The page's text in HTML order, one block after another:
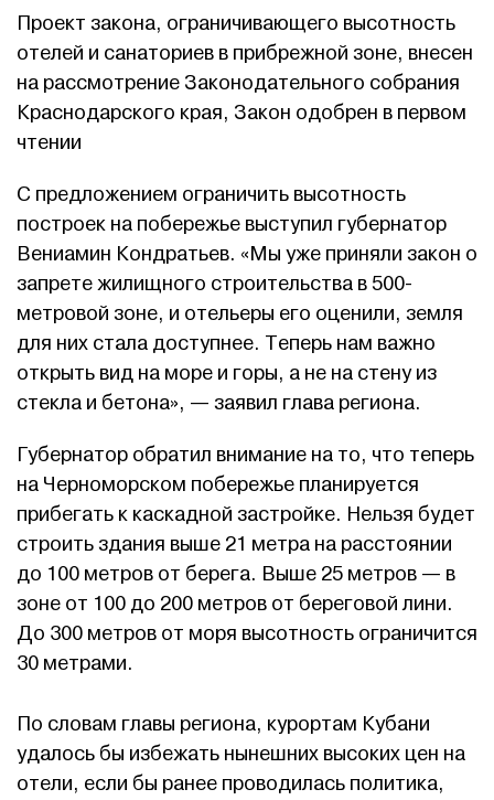
Проект закона, ограничивающего высотность
отелей и санаториев в прибрежной зоне, внесен
на рассмотрение Законодательного собрания
Краснодарского края, Закон одобрен в первом
чтении
С предложением ограничить высотность
построек на побережье выступил губернатор
Вениамин Кондратьев. «Мы уже приняли закон о
запрете жилищного строительства в 500-
метровой зоне, и отельеры его оценили, земля
для них стала доступнее. Теперь нам важно
открыть вид на море и горы, а не на стену из
стекла и бетона», — заявил глава региона.
Губернатор обратил внимание на то, что теперь
на Черноморском побережье планируется
прибегать к каскадной застройке. Нельзя будет
строить здания выше 21 метра на расстоянии
до 100 метров от берега. Выше 25 метров — в
зоне от 100 до 200 метров от береговой лини.
До 300 метров от моря высотность ограничится
30 метрами.
По словам главы региона, курортам Кубани
удалось бы избежать нынешних высоких цен на
отели, если бы ранее проводилась политика,